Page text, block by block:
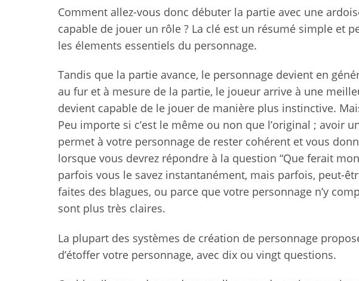
Comment allez-vous donc débuter la partie avec une
capable de jouer un rôle ? La clé est un résumé simple et
les élements essentiels du personnage.
Tandis que la partie avance, le personnage devient en
au fur et à mesure de la partie, le joueur arrive à une
devient capable de le jouer de manière plus instinctive.
Peu importe si c’est le même ou non que l’original ; avoir
permet à votre personnage de rester cohérent et vous
lorsque vous devrez répondre à la question “Que ferait
parfois vous le savez instantanément, mais parfois, peut-
faites des blagues, ou parce que votre personnage n’y
sont plus très claires.
La plupart des systèmes de création de personnage
d’étoffer votre personnage, avec dix ou vingt questions.